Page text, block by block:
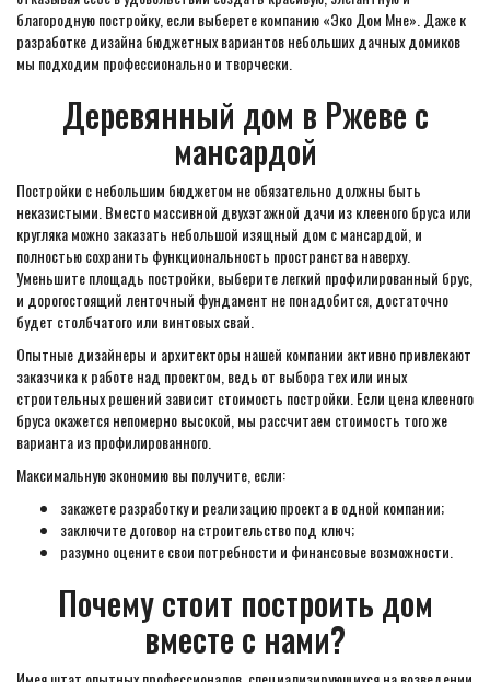
благородную постройку, если выберете компанию «Эко Дом Мне». Даже к
разработке дизайна бюджетных вариантов небольших дачных домиков
мы подходим профессионально и творчески.
Деревянный дом в Ржеве с
мансардой
Постройки с небольшим бюджетом не обязательно должны быть
неказистыми. Вместо массивной двухэтажной дачи из клееного бруса или
кругляка можно заказать небольшой изящный дом с мансардой, и
полностью сохранить функциональность пространства наверху.
Уменьшите площадь постройки, выберите легкий профилированный брус,
и дорогостоящий ленточный фундамент не понадобится, достаточно
будет столбчатого или винтовых свай.
Опытные дизайнеры и архитекторы нашей компании активно привлекают
заказчика к работе над проектом, ведь от выбора тех или иных
строительных решений зависит стоимость постройки. Если цена клееного
бруса окажется непомерно высокой, мы рассчитаем стоимость того же
варианта из профилированного.
Максимальную экономию вы получите, если:
закажете разработку и реализацию проекта в одной компании;
заключите договор на строительство под ключ;
разумно оцените свои потребности и финансовые возможности.
Почему стоит построить дом
вместе с нами?